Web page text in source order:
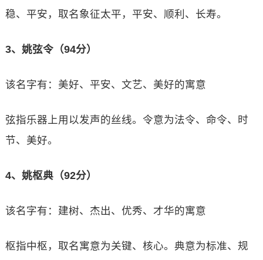
稳、平安，取名象征太平，平安、顺利、长寿。
3、姚弦令（94分）
该名字有：美好、平安、文艺、美好的寓意
弦指乐器上用以发声的丝线。令意为法令、命令、时
节、美好。
4、姚枢典（92分）
该名字有：建树、杰出、优秀、才华的寓意
枢指中枢，取名寓意为关键、核心。典意为标准、规